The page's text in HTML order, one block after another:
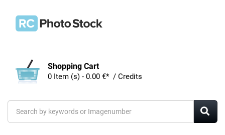
Shopping Cart
0 Item (s) - 0.00 €* / Credits